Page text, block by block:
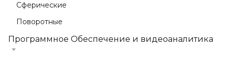
Сферические
Поворотные
Программное Обеспечение и видеоаналитика